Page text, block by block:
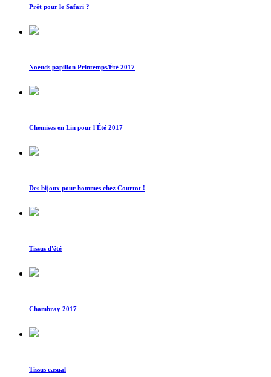
Prêt pour le Safari ?
Noeuds papillon Printemps/Été 2017
Chemises en Lin pour l'Été 2017
Des bijoux pour hommes chez Courtot !
Tissus d'été
Chambray 2017
Tissus casual